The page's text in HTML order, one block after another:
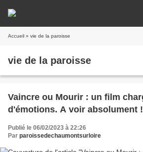
Accueil » vie de la paroisse
vie de la paroisse
Vaincre ou Mourir : un film chargé d'héroïsme et
d'émotions. A voir absolument !
Publié le 06/02/2023 à 22:26
Par paroissedechaumontsurloire